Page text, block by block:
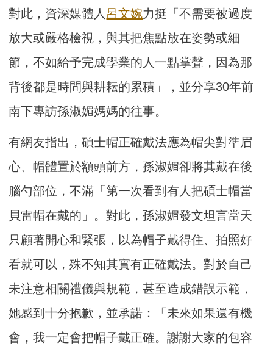
對此，資深媒體人 呂文婉力挺「不需要被過度
放大或嚴格檢視，與其把焦點放在姿勢或細
節，不如給予完成學業的人一點掌聲，因為那
背後都是時間與耕耘的累積」，並分享30年前
南下專訪孫淑媚媽媽的往事。
有網友指出，碩士帽正確戴法應為帽尖對準眉
心、帽體置於額頭前方，孫淑媚卻將其戴在後
腦勺部位，不滿「第一次看到有人把碩士帽當
貝雷帽在戴的」。對此，孫淑媚發文坦言當天
只顧著開心和緊張，以為帽子戴得住、拍照好
看就可以，殊不知其實有正確戴法。對於自己
未注意相關禮儀與規範，甚至造成錯誤示範，
她感到十分抱歉，並承諾：「未來如果還有機
會，我一定會把帽子戴正確。謝謝大家的包容